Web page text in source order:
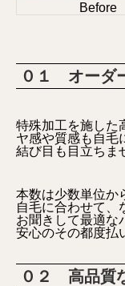
Before
０１ オーダ
特殊加工を施した
ヤ感や質感も自毛
結び目も目立ちま
本数は少数単位か
自毛に合わせて、
お聞きして最適な
安心のその都度払
０２ 高品質